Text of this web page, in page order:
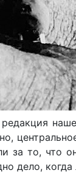
за то, что
дело,